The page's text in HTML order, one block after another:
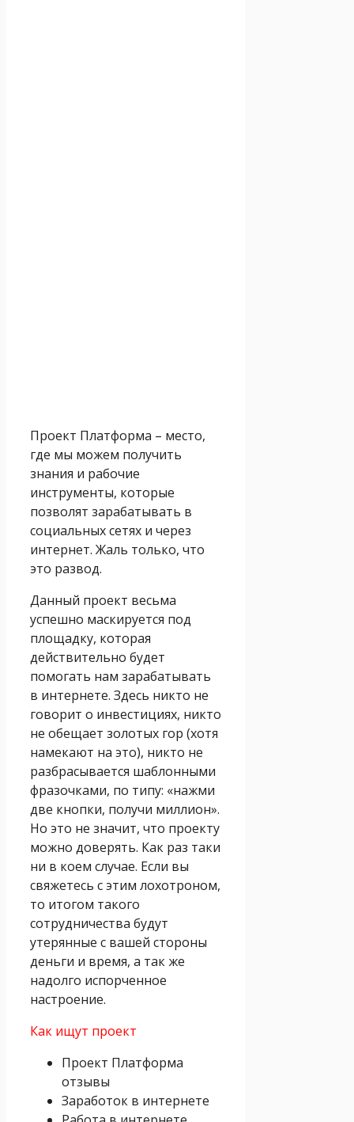
Проект Платформа – место,
где мы можем получить
знания и рабочие
инструменты, которые
позволят зарабатывать в
социальных сетях и через
интернет. Жаль только, что
это развод.
Данный проект весьма
успешно маскируется под
площадку, которая
действительно будет
помогать нам зарабатывать
в интернете. Здесь никто не
говорит о инвестициях, никто
не обещает золотых гор (хотя
намекают на это), никто не
разбрасывается шаблонными
фразочками, по типу: «нажми
две кнопки, получи миллион».
Но это не значит, что проекту
можно доверять. Как раз таки
ни в коем случае. Если вы
свяжетесь с этим лохотроном,
то итогом такого
сотрудничества будут
утерянные с вашей стороны
деньги и время, а так же
надолго испорченное
настроение.
Как ищут проект
Проект Платформа
отзывы
Заработок в интернете